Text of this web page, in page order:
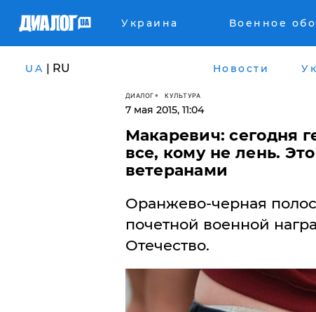
Украина Военное
UA | RU Новости
ДИАЛОГ КУЛЬТУРА
7 мая 2015, 11:04
​Макаревич: сегодня
все, кому не лень.
ветеранами
Оранжево-черная
почетной военной
Отечество.